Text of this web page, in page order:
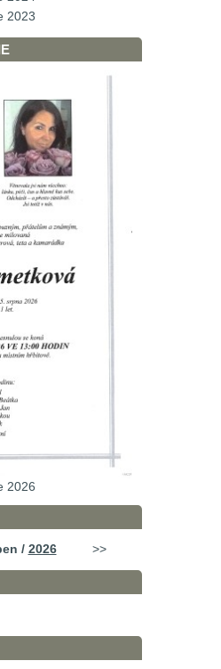
2023
2026
/ 2026 >>